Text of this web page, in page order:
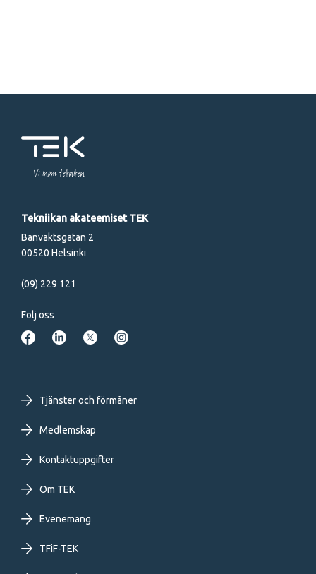
Vi inom tekniken
Tekniikan akateemiset TEK
Banvaktsgatan 2
00520 Helsinki
(09) 229 121
Följ oss
Footer
primary
menu
SV
Tjänster och förmåner
Medlemskap
Kontaktuppgifter
Om TEK
Evenemang
TFiF-TEK